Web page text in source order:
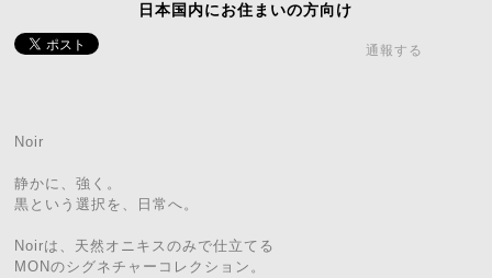
日本国内にお住まいの方向け
通報する
Noir
静かに、強く。
黒という選択を、日常へ。
Noirは、天然オニキスのみで仕立てる
MONのシグネチャーコレクション。